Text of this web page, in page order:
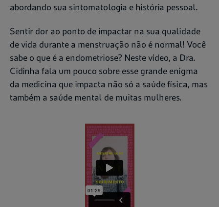
abordando sua sintomatologia e história pessoal.
Sentir dor ao ponto de impactar na sua qualidade
de vida durante a menstruação não é normal! Você
sabe o que é a endometriose? Neste vídeo, a Dra.
Cidinha fala um pouco sobre esse grande enigma
da medicina que impacta não só a saúde física, mas
também a saúde mental de muitas mulheres.